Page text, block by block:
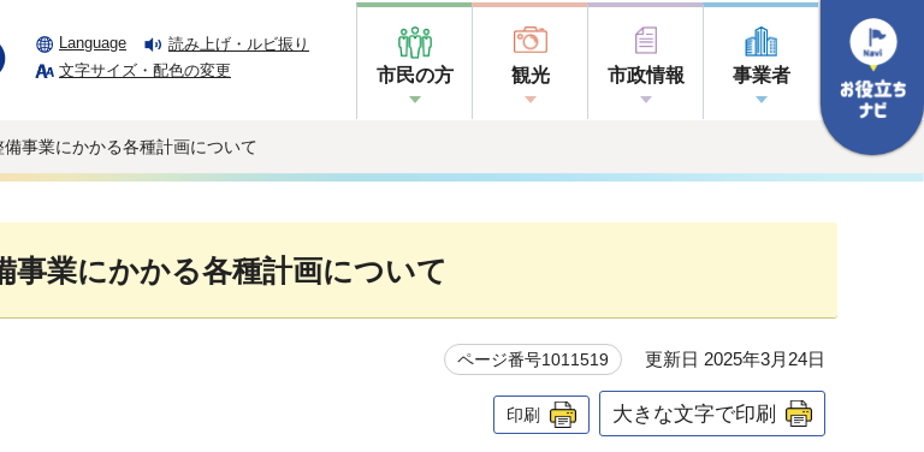
Language
読み上げ・ルビ振り
文字サイズ・配色の変更
市民の方 観光 市政情報 事業者
事業にかかる各種計画について
事業にかかる各種計画について
ページ番号1011519 更新日 2025年3月24日
印刷 大きな文字で印刷